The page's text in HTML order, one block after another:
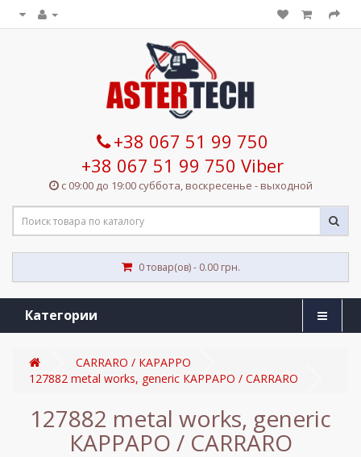
+38 067 51 99 750
+38 067 51 99 750 Viber
с 09:00 до 19:00 суббота, воскресенье - выходной
0 товар(ов) - 0.00 грн.
Категории
CARRARO / КАРАРРО
127882 metal works, generic КАРРАРО / CARRARO
127882 metal works, generic
КАРРАРО / CARRARO